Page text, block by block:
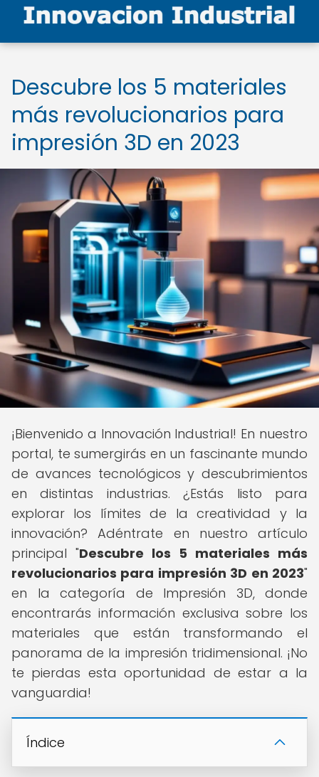
Descubre los 5 materiales
más revolucionarios para
impresión 3D en 2023
¡Bienvenido a Innovación Industrial! En nuestro
portal, te sumergirás en un fascinante mundo
de avances tecnológicos y descubrimientos
en distintas industrias. ¿Estás listo para
explorar los límites de la creatividad y la
innovación? Adéntrate en nuestro artículo
principal "Descubre los 5 materiales más
revolucionarios para impresión 3D en 2023"
en la categoría de Impresión 3D, donde
encontrarás información exclusiva sobre los
materiales que están transformando el
panorama de la impresión tridimensional. ¡No
te pierdas esta oportunidad de estar a la
vanguardia!
Índice